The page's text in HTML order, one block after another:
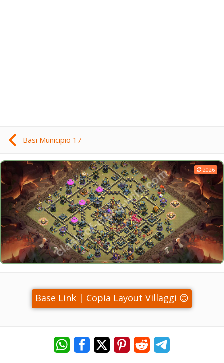
Basi Municipio 17
2026
Base Link | Copia Layout Villaggi 😊